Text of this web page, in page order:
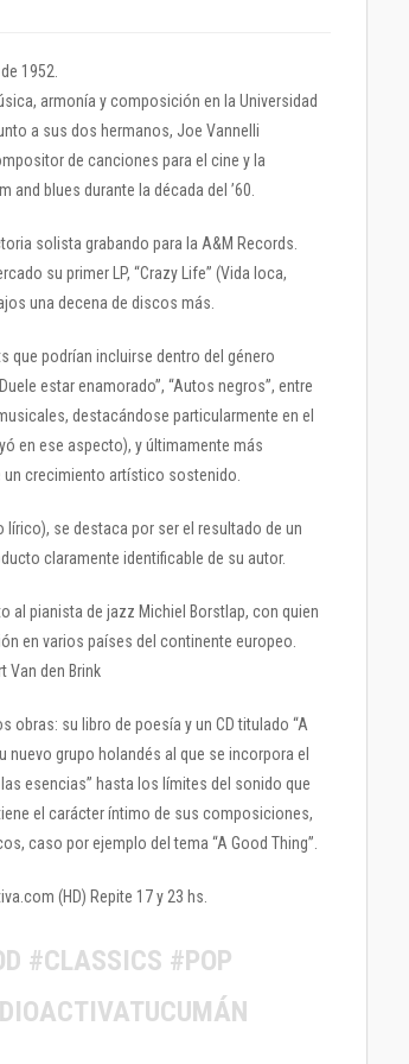
1952.
armonía y composición en la Universidad
a sus dos hermanos, Joe Vannelli
de canciones para el cine y la
blues durante la década del ’60.
solista grabando para la A&M Records.
su primer LP, “Crazy Life” (Vida loca,
una decena de discos más.
que podrían incluirse dentro del género
estar enamorado”, “Autos negros”, entre
destacándose particularmente en el
en ese aspecto), y últimamente más
un crecimiento artístico sostenido.
se destaca por ser el resultado de un
claramente identificable de su autor.
al pianista de jazz Michiel Borstlap, con quien
en varios países del continente europeo.
Van den Brink
obras: su libro de poesía y un CD titulado “A
nuevo grupo holandés al que se incorpora el
esencias” hasta los límites del sonido que
el carácter íntimo de sus composiciones,
caso por ejemplo del tema “A Good Thing”.
(HD) Repite 17 y 23 hs.
#CLASSICS #POP